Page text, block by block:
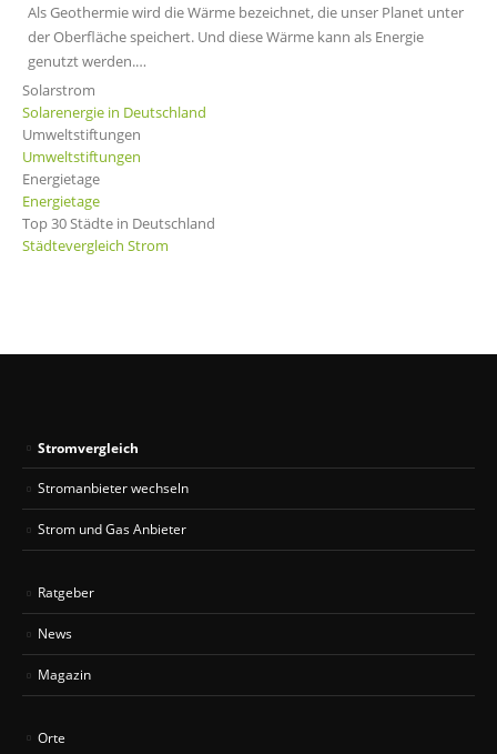
Als Geothermie wird die Wärme bezeichnet, die unser Planet unter
der Oberfläche speichert. Und diese Wärme kann als Energie
genutzt werden.…
Solarstrom
Solarenergie in Deutschland
Umweltstiftungen
Umweltstiftungen
Energietage
Energietage
Top 30 Städte in Deutschland
Städtevergleich Strom
Stromvergleich
Stromanbieter wechseln
Strom und Gas Anbieter
Ratgeber
News
Magazin
Orte